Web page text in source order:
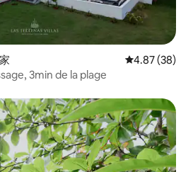
レビュー38
4.87 (38)
3min de la plage